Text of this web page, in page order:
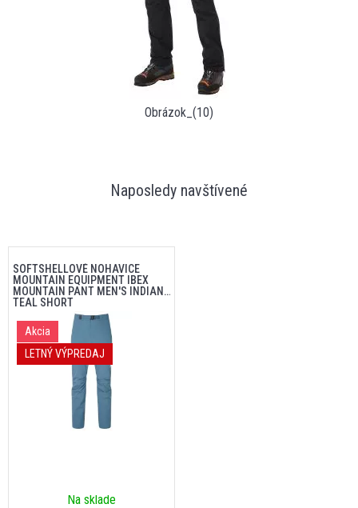
Obrázok_(10)
Naposledy navštívené
SOFTSHELLOVÉ NOHAVICE
MOUNTAIN EQUIPMENT IBEX
MOUNTAIN PANT MEN'S INDIAN
TEAL SHORT
Akcia
LETNÝ VÝPREDAJ
Na sklade